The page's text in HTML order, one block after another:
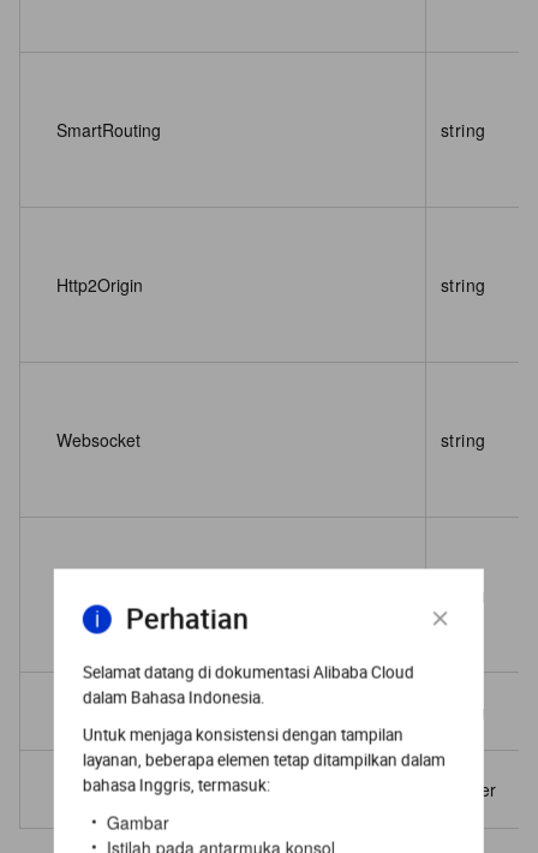
Perhatian
Selamat datang di dokumentasi Alibaba Cloud
dalam Bahasa Indonesia.
Untuk menjaga konsistensi dengan tampilan
layanan, beberapa elemen tetap ditampilkan dalam
bahasa Inggris, termasuk:
Gambar
Istilah pada antarmuka konsol
SmartRouting string
Http2Origin string
Websocket string
string
UploadMaxFilesize string
Sequence integer